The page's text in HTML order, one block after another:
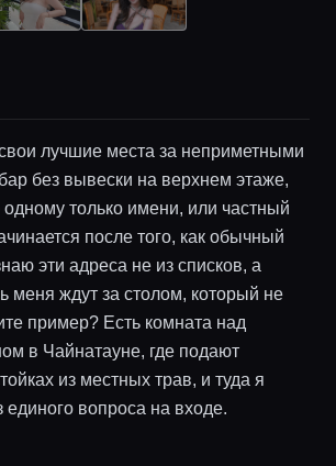
сервис
журнал
свои лучшие места за неприметными
без вывески на верхнем этаже,
одному только имени, или частный
после того, как обычный
эти адреса не из списков, а
меня ждут за столом, который не
пример? Есть комната над
в Чайнатауне, где подают
из местных трав, и туда я
единого вопроса на входе.